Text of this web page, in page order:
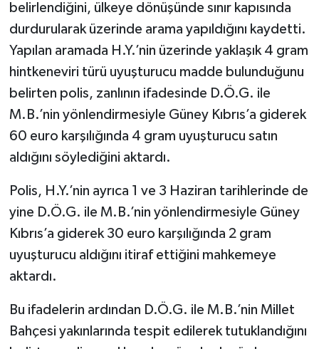
belirlendiğini, ülkeye dönüşünde sınır kapısında
durdurularak üzerinde arama yapıldığını kaydetti.
Yapılan aramada H.Y.’nin üzerinde yaklaşık 4 gram
hintkeneviri türü uyuşturucu madde bulunduğunu
belirten polis, zanlının ifadesinde D.Ö.G. ile
M.B.’nin yönlendirmesiyle Güney Kıbrıs’a giderek
60 euro karşılığında 4 gram uyuşturucu satın
aldığını söylediğini aktardı.
Polis, H.Y.’nin ayrıca 1 ve 3 Haziran tarihlerinde de
yine D.Ö.G. ile M.B.’nin yönlendirmesiyle Güney
Kıbrıs’a giderek 30 euro karşılığında 2 gram
uyuşturucu aldığını itiraf ettiğini mahkemeye
aktardı.
Bu ifadelerin ardından D.Ö.G. ile M.B.’nin Millet
Bahçesi yakınlarında tespit edilerek tutuklandığını